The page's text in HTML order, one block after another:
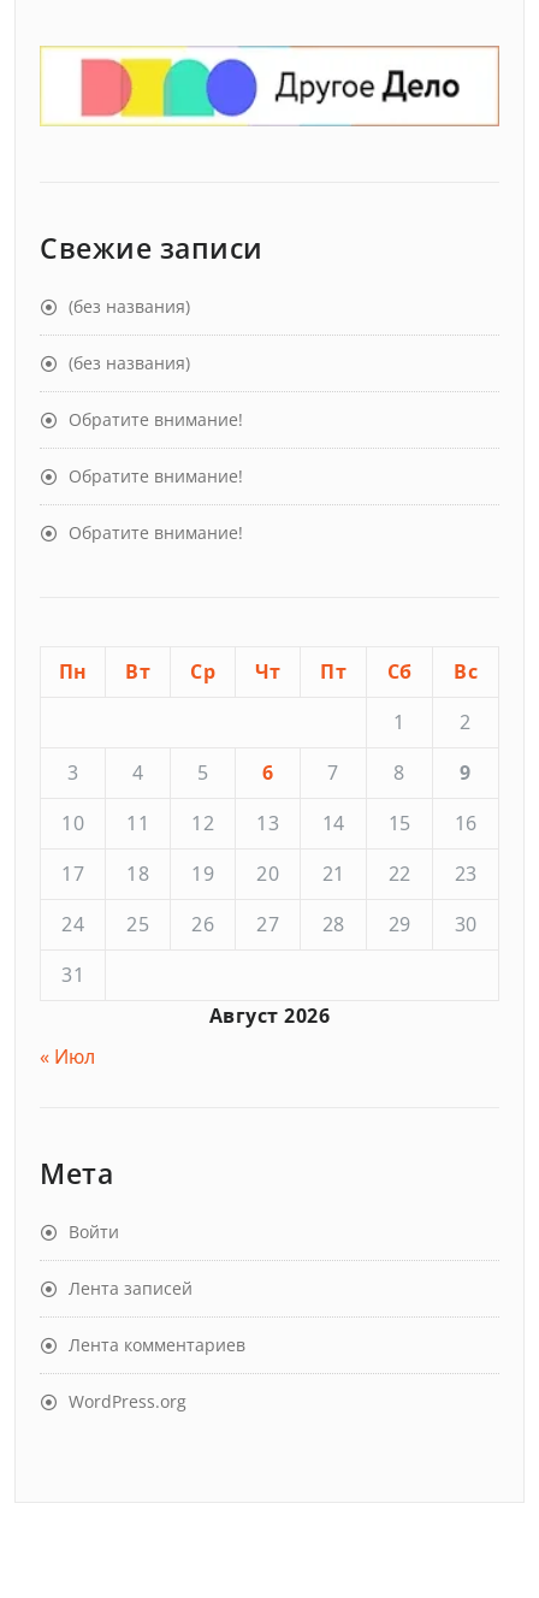
Свежие записи
(без названия)
(без названия)
Обратите внимание!
Обратите внимание!
Обратите внимание!
Август 2026
Пн Вт Ср Чт Пт Сб
Вс
1
2
3
4 5 6 7 8
9
10
11 12 13 14 15
16
17
18 19 20 21 22
23
24
25 26 27 28 29
30
31
« Июл
Мета
Войти
Лента записей
Лента комментариев
WordPress.org